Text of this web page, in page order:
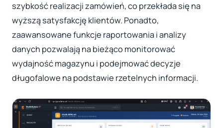
szybkość realizacji zamówień, co przekłada się na
wyższą satysfakcję klientów. Ponadto,
zaawansowane funkcje raportowania i analizy
danych pozwalają na bieżąco monitorować
wydajność magazynu i podejmować decyzje
długofalowe na podstawie rzetelnych informacji.